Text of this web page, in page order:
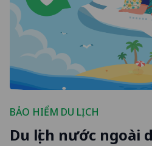
BẢO HIỂM DU LỊCH
Du lịch nước ngoài